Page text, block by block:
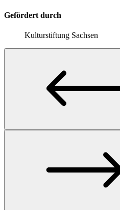
Gefördert durch
Kulturstiftung Sachsen